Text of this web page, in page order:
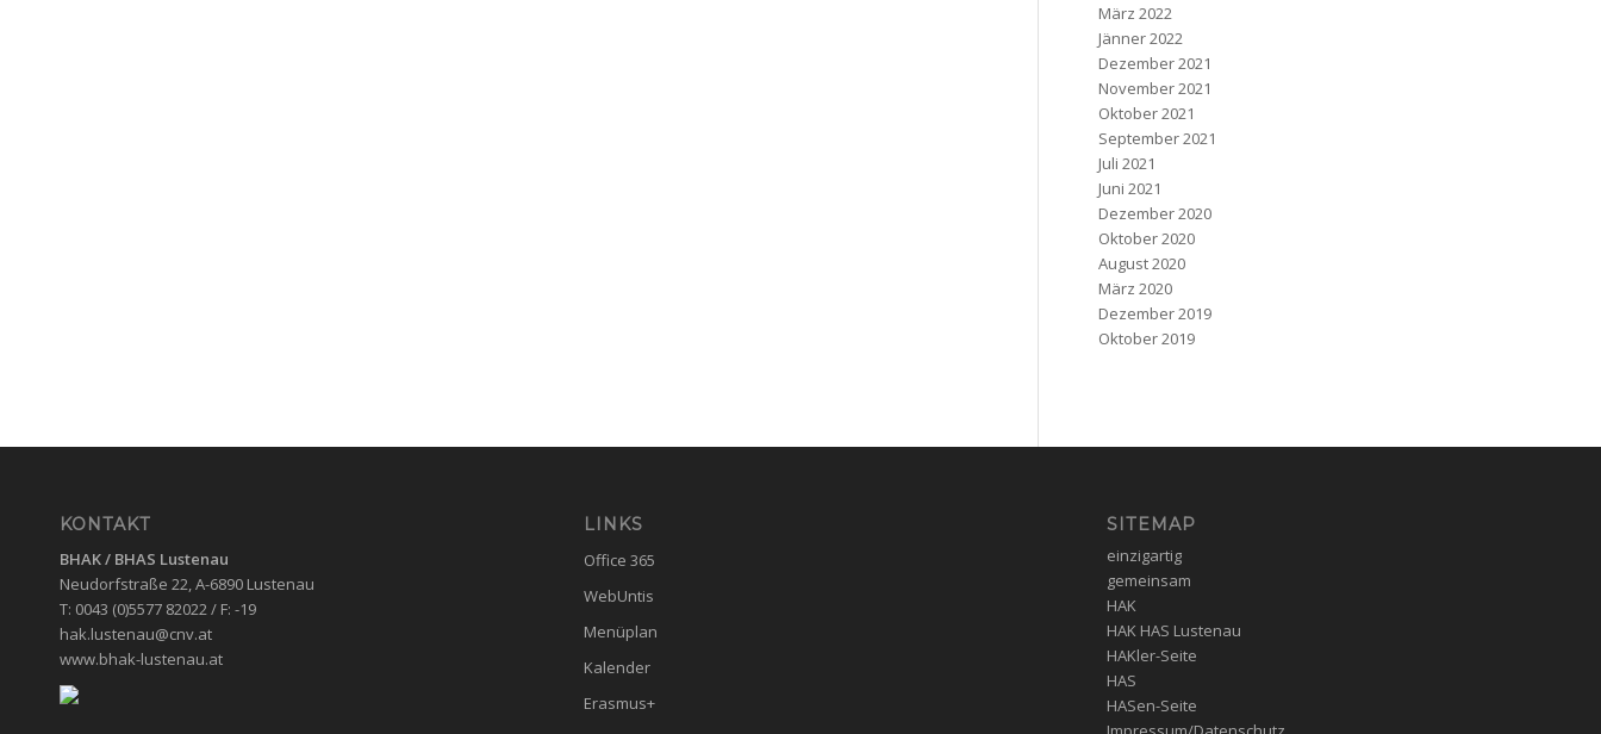
März 2022
Jänner 2022
Dezember 2021
November 2021
Oktober 2021
September 2021
Juli 2021
Juni 2021
Dezember 2020
Oktober 2020
August 2020
März 2020
Dezember 2019
Oktober 2019
KONTAKT
BHAK / BHAS Lustenau
Neudorfstraße 22, A-6890 Lustenau
T: 0043 (0)5577 82022 / F: -19
hak.lustenau@cnv.at
www.bhak-lustenau.at
LINKS
Office 365
WebUntis
Menüplan
Kalender
Erasmus+
SITEMAP
einzigartig
gemeinsam
HAK
HAK HAS Lustenau
HAKler-Seite
HAS
HASen-Seite